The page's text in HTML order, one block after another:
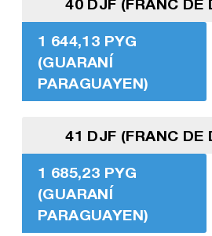
40 DJF (FRANC DE
1 644,13 PYG
(GUARANÍ
PARAGUAYEN)
41 DJF (FRANC DE
1 685,23 PYG
(GUARANÍ
PARAGUAYEN)